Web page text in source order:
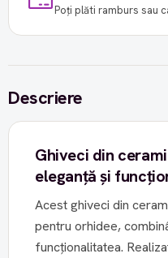
Poți plăti ramburs sau
Descriere
Ghiveci din
eleganță și
Acest ghiveci din
pentru orhidee,
funcționalitatea.